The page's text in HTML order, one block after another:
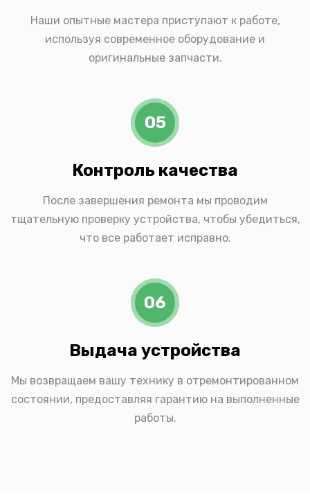
Наши опытные мастера приступают к работе,
используя современное оборудование и
оригинальные запчасти.
05
Контроль качества
После завершения ремонта мы проводим
тщательную проверку устройства, чтобы убедиться,
что все работает исправно.
06
Выдача устройства
Мы возвращаем вашу технику в отремонтированном
состоянии, предоставляя гарантию на выполненные
работы.